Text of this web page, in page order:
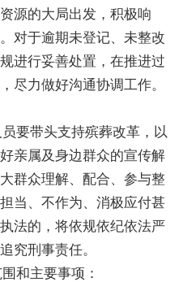
源的大局出发，积极响
对于逾期未登记、未整改
进行妥善处置，在推进过
尽力做好沟通协调工作。
要带头支持殡葬改革，以
亲属及身边群众的宣传解
群众理解、配合、参与整
当、不作为、消极应付甚
法的，将依规依纪依法严
究刑事责任。
和主要事项：